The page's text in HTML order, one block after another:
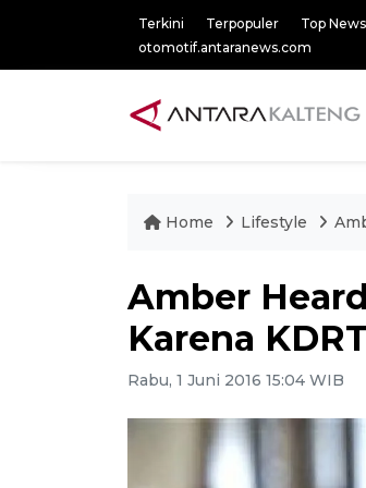
Terkini Terpopuler Top News
otomotif.antaranews.com
Home Lifestyle
Amber
Karena
Rabu, 1 Juni 2016 15:04 WIB